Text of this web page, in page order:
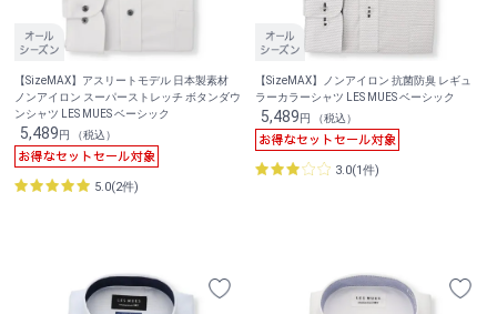
【SizeMAX】アスリートモデル 日本製素材
ノンアイロン スーパーストレッチ ボタンダウ
ンシャツ LES MUES ベーシック
5,489円 （税込）
5.0(2件)
【SizeMAX】ノンアイロン 抗菌防臭 レギュ
ラーカラーシャツ LES MUES ベーシック
5,489円 （税込）
3.0(1件)